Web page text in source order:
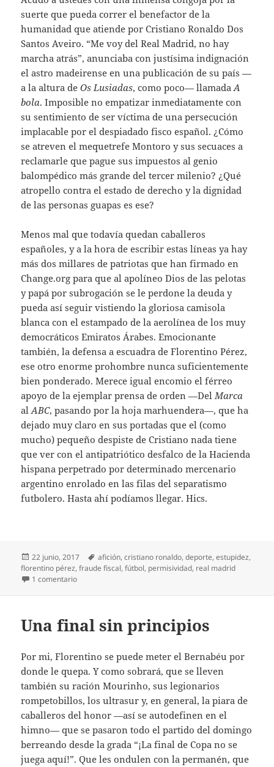
suerte que pueda correr el benefactor de la
humanidad que atiende por Cristiano Ronaldo Dos
Santos Aveiro. “Me voy del Real Madrid, no hay
marcha atrás”, anunciaba con justísima indignación
el astro madeirense en una publicación de su país —
a la altura deOs Lusiadas, como poco— llamadaA
bola. Imposible no empatizar inmediatamente con
su sentimiento de ser víctima de una persecución
implacable por el despiadado fisco español. ¿Cómo
se atreven el mequetrefe Montoro y sus secuaces a
reclamarle que pague sus impuestos al genio
balompédico más grande del tercer milenio? ¿Qué
atropello contra el estado de derecho y la dignidad
de las personas guapas es ese?
Menos mal que todavía quedan caballeros
españoles, y a la hora de escribir estas líneas ya hay
más dos millares de patriotas que han firmado en
Change.org para que al apolíneo Dios de las pelotas
y papá por subrogación se le perdone la deuda y
pueda así seguir vistiendo la gloriosa camisola
blanca con el estampado de la aerolínea de los muy
democráticos Emiratos Árabes. Emocionante
también, la defensa a escuadra de Florentino Pérez,
ese otro enorme prohombre nunca suficientemente
bien ponderado. Merece igual encomio el férreo
apoyo de la ejemplar prensa de orden —Del Marca
alABC, pasando por la hoja marhuendera—, que ha
dejado muy claro en sus portadas que el (como
mucho) pequeño despiste de Cristiano nada tiene
que ver con el antipatriótico desfalco de la Hacienda
hispana perpetrado por determinado mercenario
argentino enrolado en las filas del separatismo
futbolero. Hasta ahí podíamos llegar. Hics.
Publicado
el
22 junio, 2017 Etiquetas
afición,cristiano ronaldo,deporte,estupidez,
florentino pérez,fraude fiscal,fútbol, permisividad, real madrid
1 comentarioen Salvemos a Cristiano
Una final sin principios
Por mi, Florentino se puede meter el Bernabéu por
donde le quepa. Y como sobrará, que se lleven
también su ración Mourinho, sus legionarios
rompetobillos, los ultrasur y, en general, la piara de
caballeros del honor —así se autodefinen en el
himno— que se pasaron todo el partido del domingo
berreando desde la grada “¡La final de Copa no se
juega aquí!”. Que les ondulen con la permanén, que